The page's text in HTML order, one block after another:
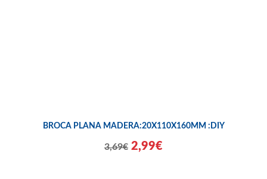
BROCA PLANA MADERA:20X110X160MM :DIY
3,69€ 2,99€